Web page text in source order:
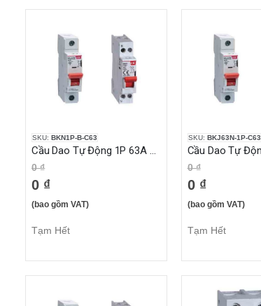
SKU: BKN1P-B-C63
Cầu Dao Tự Động 1P 63A 10KA
0 ₫
0 ₫
(bao gồm VAT)
Tạm Hết
SKU: BKJ63N-1P-C63
0 ₫
0 ₫
(bao gồm VAT)
Tạm Hết